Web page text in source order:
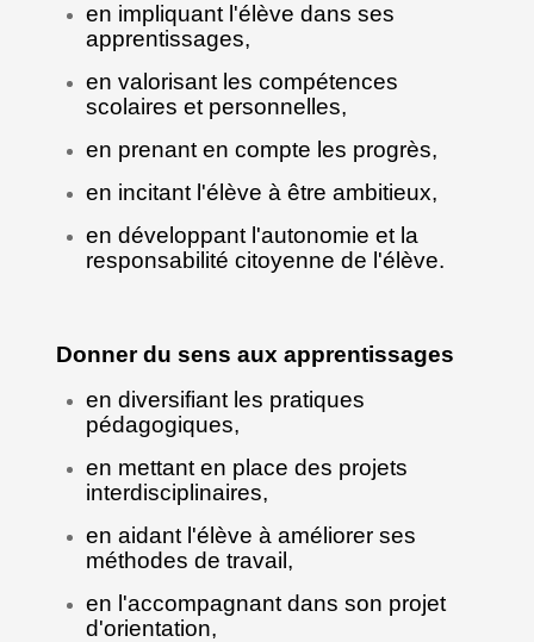
en impliquant l'élève dans ses
apprentissages,
en valorisant les compétences
scolaires et personnelles,
en prenant en compte les progrès,
en incitant l'élève à être ambitieux,
en développant l'autonomie et la
responsabilité citoyenne de l'élève.
Donner du sens aux apprentissages
en diversifiant les pratiques
pédagogiques,
en mettant en place des projets
interdisciplinaires,
en aidant l'élève à améliorer ses
méthodes de travail,
en l'accompagnant dans son projet
d'orientation,